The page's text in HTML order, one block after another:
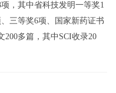
，其中省科技发明一等奖1
三等奖6项、国家新药证书
200多篇，其中SCI收录20